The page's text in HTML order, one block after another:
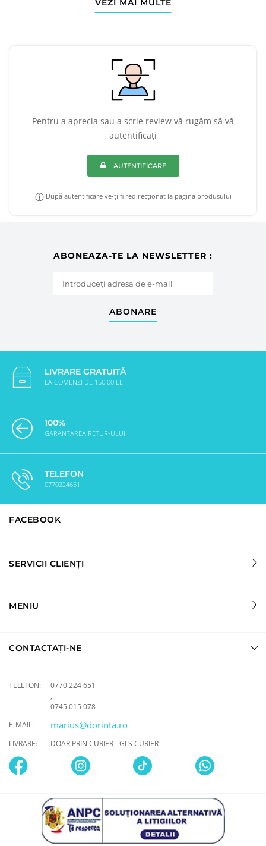
VEZI MAI MULTE
Pentru a aprecia sau a scrie review vă rugăm să vă
autentificați
AUTENTIFICARE
După autentificare ve-ți fi redirecționat la pagina produsului
ABONEAZA-TE LA NEWSLETTER :
ABONARE
LIVRARE GRATUITĂ
LA COMENZI DE 150.00 LEI
100%
GARANTAREA RETUR-ULUI
TELEFON
0770224651
FACEBOOK
SERVICII CLIENȚI
MENIU
CONTACTAȚI-NE
TELEFON:
0770 224 651
,
0745 015 078
E-MAIL:
marius@dorinta.ro
LIVRARE: DOAR PRIN CURIER - GLS CURIER